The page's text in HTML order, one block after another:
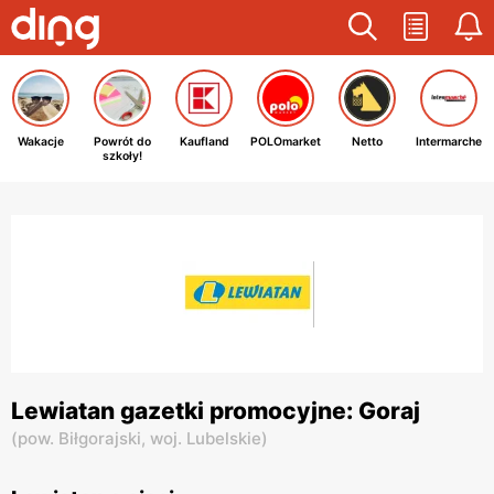
Wakacje
Powrót do
szkoły!
Kaufland POLOmarket Netto Intermarche
Lewiatan gazetki promocyjne: Goraj
(pow. Biłgorajski, woj. Lubelskie)